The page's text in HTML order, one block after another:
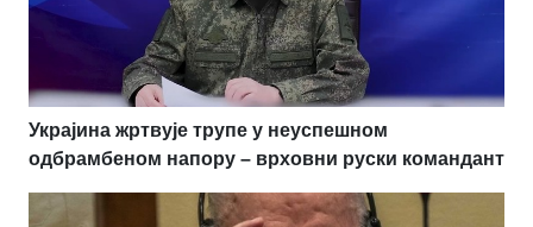
Украјина жртвује трупе у неуспешном
одбрамбеном напору – врховни руски командант